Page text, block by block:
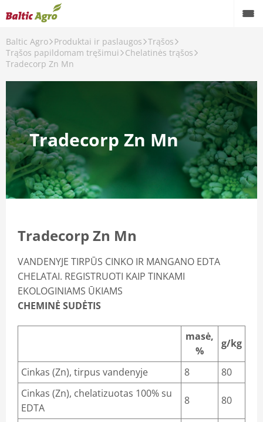
Baltic Agro Produktai ir paslaugos Trąšos
Trąšos papildomam tręšimui
Chelatinės trąšos
Tradecorp Zn Mn
Tradecorp Zn Mn
Tradecorp Zn Mn
VANDENYJE TIRPŪS CINKO IR MANGANO EDTA
CHELATAI. REGISTRUOTI KAIP TINKAMI
EKOLOGINIAMS ŪKIAMS
CHEMINĖ SUDĖTIS
masė,
%
g/kg
Cinkas (Zn), tirpus vandenyje 8
80
Cinkas (Zn), chelatizuotas 100% su
EDTA
8 80
trąšos